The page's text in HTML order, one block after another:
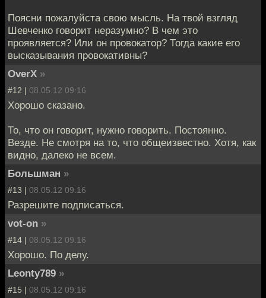
Поясни пожалуйста свою мысль. На твой взгляд
Шевченко говорит неразумно? В чем это
проявляется? Или он провокатор? Тогда какие его
высказывания провокативны?
OverX »
#12 | 08.05.12 09:16
Хорошо сказано.
То, что он говорит, нужно говорить. Постоянно.
Везде. Не смотря на то, что общеизвестно. Хотя, как
видно, далеко не всем.
Большман »
#13 | 08.05.12 09:16
Разрешите подписаться.
vot-on »
#14 | 08.05.12 09:16
Хорошо. По делу.
Leonty789 »
#15 | 08.05.12 09:16